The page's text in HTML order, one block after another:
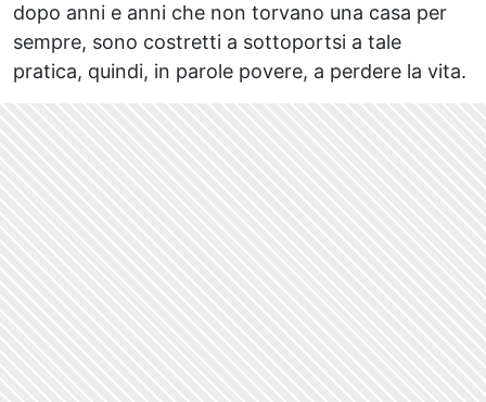
dopo anni e anni che non torvano una casa per
sempre, sono costretti a sottoportsi a tale
pratica, quindi, in parole povere, a perdere la vita.